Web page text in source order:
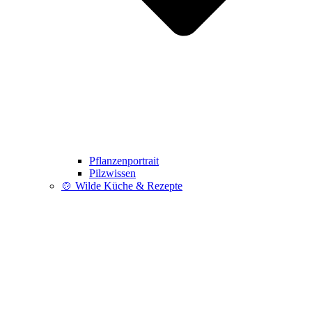
Pflanzenportrait
Pilzwissen
🍲 Wilde Küche & Rezepte